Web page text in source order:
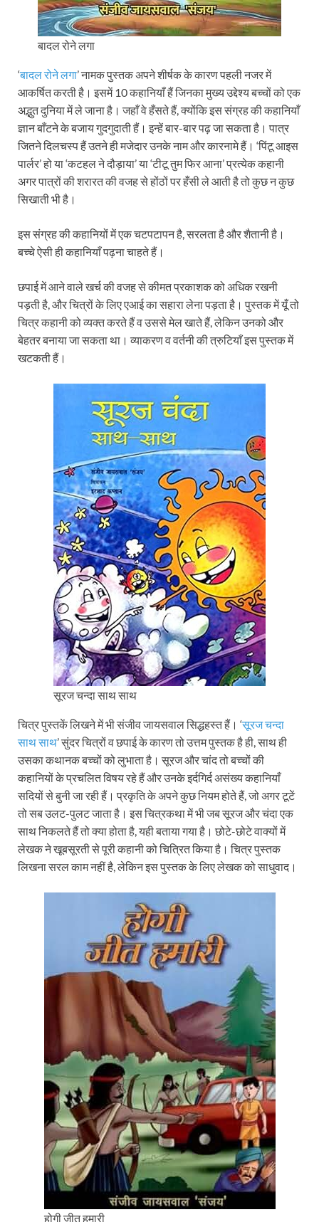
बादल रोने लगा
‘बादल रोने लगा’ नामक पुस्तक अपने शीर्षक के कारण पहली नजर में
आकर्षित करती है। इसमें 10 कहानियाँ हैं जिनका मुख्य उद्देश्य बच्चों को एक
अद्भुत दुनिया में ले जाना है। जहाँ वे हँसते हैं, क्योंकि इस संग्रह की कहानियाँ
ज्ञान बाँटने के बजाय गुदगुदाती हैं। इन्हें बार-बार पढ़ जा सकता है। पात्र
जितने दिलचस्प हैं उतने ही मजेदार उनके नाम और कारनामे हैं। ‘पिंटू आइस
पार्लर’ हो या ‘कटहल ने दौड़ाया’ या ‘टीटू तुम फिर आना’ प्रत्येक कहानी
अगर पात्रों की शरारत की वजह से होंठों पर हँसी ले आती है तो कुछ न कुछ
सिखाती भी है।
इस संग्रह की कहानियों में एक चटपटापन है, सरलता है और शैतानी है।
बच्चे ऐसी ही कहानियाँ पढ़ना चाहते हैं।
छपाई में आने वाले खर्च की वजह से कीमत प्रकाशक को अधिक रखनी
पड़ती है, और चित्रों के लिए एआई का सहारा लेना पड़ता है। पुस्तक में यूँ तो
चित्र कहानी को व्यक्त करते हैं व उससे मेल खाते हैं, लेकिन उनको और
बेहतर बनाया जा सकता था। व्याकरण व वर्तनी की त्रुटियाँ इस पुस्तक में
खटकती हैं।
सूरज चन्दा साथ साथ
चित्र पुस्तकें लिखने में भी संजीव जायसवाल सिद्धहस्त हैं। ‘सूरज चन्दा
साथ साथ’ सुंदर चित्रों व छपाई के कारण तो उत्तम पुस्तक है ही, साथ ही
उसका कथानक बच्चों को लुभाता है। सूरज और चांद तो बच्चों की
कहानियों के प्रचलित विषय रहे हैं और उनके इर्दगिर्द असंख्य कहानियाँ
सदियों से बुनी जा रही हैं। प्रकृति के अपने कुछ नियम होते हैं, जो अगर टूटें
तो सब उलट-पुलट जाता है। इस चित्रकथा में भी जब सूरज और चंदा एक
साथ निकलते हैं तो क्या होता है, यही बताया गया है। छोटे-छोटे वाक्यों में
लेखक ने खूबसूरती से पूरी कहानी को चित्रित किया है। चित्र पुस्तक
लिखना सरल काम नहीं है, लेकिन इस पुस्तक के लिए लेखक को साधुवाद।
होगी जीत हमारी